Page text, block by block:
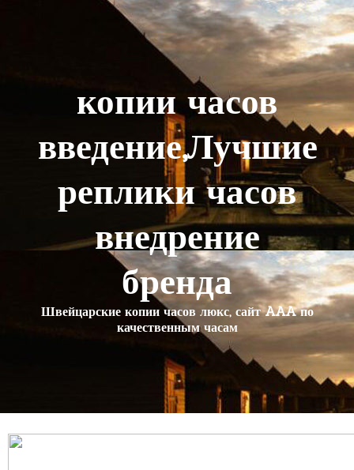
копии часов
введение,Лучшие
реплики часов
внедрение
бренда
Швейцарские копии часов люкс, сайт AAA по
качественным часам